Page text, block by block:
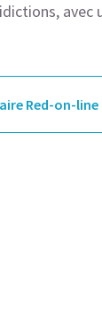
Red-on-line